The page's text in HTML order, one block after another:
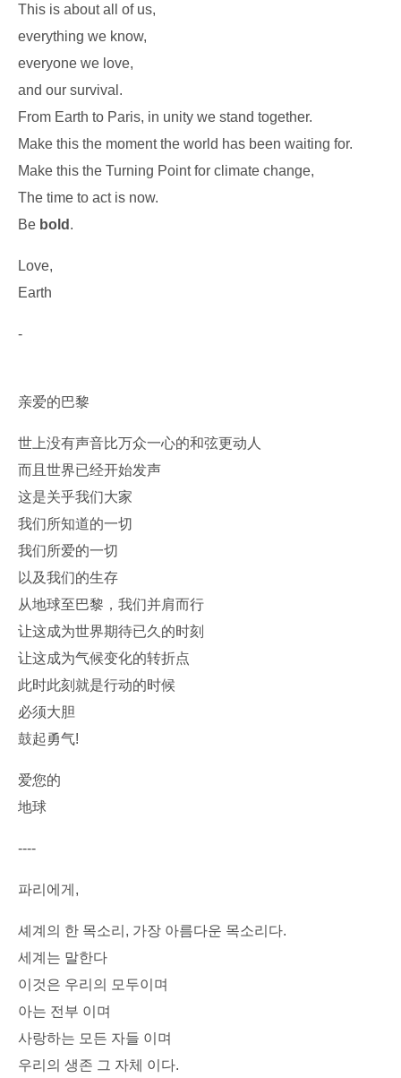
This is about all of us,
everything we know,
everyone we love,
and our survival.
From Earth to Paris, in unity we stand together.
Make this the moment the world has been waiting for.
Make this the Turning Point for climate change,
The time to act is now.
Be bold .
Love,
Earth
-
亲爱的巴黎
世上没有声音比万众一心的和弦更动人
而且世界已经开始发声
这是关乎我们大家
我们所知道的一切
我们所爱的一切
以及我们的生存
从地球至巴黎，我们并肩而行
让这成为世界期待已久的时刻
让这成为气候变化的转折点
此时此刻就是行动的时候
必须大胆
鼓起勇气!
爱您的
地球
----
파리에게,
셰계의 한 목소리, 가장 아름다운 목소리다.
세계는 말한다
이것은 우리의 모두이며
아는 전부 이며
사랑하는 모든 자들 이며
우리의 생존 그 자체 이다.